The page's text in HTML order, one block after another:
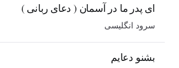
ای پدر ما در آسمان ( دعای ربانی )
سرود انگلیسی
بشنو دعایم